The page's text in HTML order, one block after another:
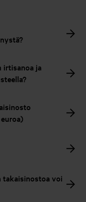
irtisanoa ja
takaisinostoa voi